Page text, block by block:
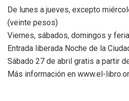
De lunes a jueves, excepto
(veinte pesos)
Viernes, sábados, domingos y
Entrada liberada Noche de la
Sábado 27 de abril gratis a partir
Más información en www.el-